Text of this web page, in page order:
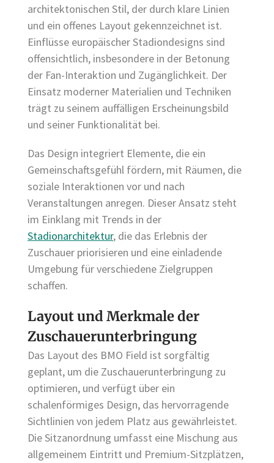
architektonischen Stil, der durch klare Linien
und ein offenes Layout gekennzeichnet ist.
Einflüsse europäischer Stadiondesigns sind
offensichtlich, insbesondere in der Betonung
der Fan-Interaktion und Zugänglichkeit. Der
Einsatz moderner Materialien und Techniken
trägt zu seinem auffälligen Erscheinungsbild
und seiner Funktionalität bei.
Das Design integriert Elemente, die ein
Gemeinschaftsgefühl fördern, mit Räumen, die
soziale Interaktionen vor und nach
Veranstaltungen anregen. Dieser Ansatz steht
im Einklang mit Trends in der
Stadionarchitektur, die das Erlebnis der
Zuschauer priorisieren und eine einladende
Umgebung für verschiedene Zielgruppen
schaffen.
Layout und Merkmale der
Zuschauerunterbringung
Das Layout des BMO Field ist sorgfältig
geplant, um die Zuschauerunterbringung zu
optimieren, und verfügt über ein
schalenförmiges Design, das hervorragende
Sichtlinien von jedem Platz aus gewährleistet.
Die Sitzanordnung umfasst eine Mischung aus
allgemeinem Eintritt und Premium-Sitzplätzen,